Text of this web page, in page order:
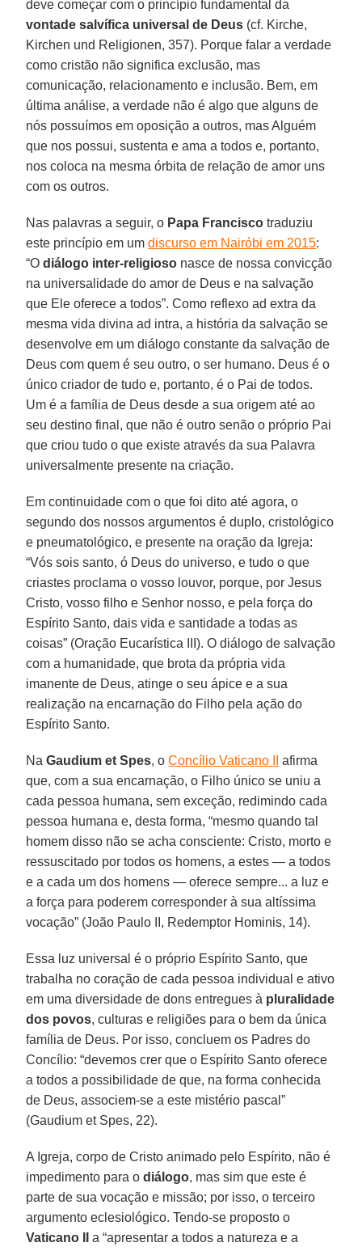
deve começar com o princípio fundamental da
vontade salvífica universal de Deus (cf. Kirche,
Kirchen und Religionen, 357). Porque falar a verdade
como cristão não significa exclusão, mas
comunicação, relacionamento e inclusão. Bem, em
última análise, a verdade não é algo que alguns de
nós possuímos em oposição a outros, mas Alguém
que nos possui, sustenta e ama a todos e, portanto,
nos coloca na mesma órbita de relação de amor uns
com os outros.
Nas palavras a seguir, o Papa Francisco traduziu
este princípio em umdiscurso em Nairóbi em 2015:
“Odiálogo inter-religioso nasce de nossa convicção
na universalidade do amor de Deus e na salvação
que Ele oferece a todos”. Como reflexo ad extra da
mesma vida divina ad intra, a história da salvação se
desenvolve em um diálogo constante da salvação de
Deus com quem é seu outro, o ser humano. Deus é o
único criador de tudo e, portanto, é o Pai de todos.
Um é a família de Deus desde a sua origem até ao
seu destino final, que não é outro senão o próprio Pai
que criou tudo o que existe através da sua Palavra
universalmente presente na criação.
Em continuidade com o que foi dito até agora, o
segundo dos nossos argumentos é duplo, cristológico
e pneumatológico, e presente na oração da Igreja:
“Vós sois santo, ó Deus do universo, e tudo o que
criastes proclama o vosso louvor, porque, por Jesus
Cristo, vosso filho e Senhor nosso, e pela força do
Espírito Santo, dais vida e santidade a todas as
coisas” (Oração Eucarística III). O diálogo de salvação
com a humanidade, que brota da própria vida
imanente de Deus, atinge o seu ápice e a sua
realização na encarnação do Filho pela ação do
Espírito Santo.
NaGaudium et Spes, oConcílio Vaticano II
afirma
que, com a sua encarnação, o Filho único se uniu a
cada pessoa humana, sem exceção, redimindo cada
pessoa humana e, desta forma, “mesmo quando tal
homem disso não se acha consciente: Cristo, morto e
ressuscitado por todos os homens, a estes — a todos
e a cada um dos homens — oferece sempre... a luz e
a força para poderem corresponder à sua altíssima
vocação” (João Paulo II, Redemptor Hominis, 14).
Essa luz universal é o próprio Espírito Santo, que
trabalha no coração de cada pessoa individual e ativo
em uma diversidade de dons entregues à pluralidade
dos povos, culturas e religiões para o bem da única
família de Deus. Por isso, concluem os Padres do
Concílio: “devemos crer que o Espírito Santo oferece
a todos a possibilidade de que, na forma conhecida
de Deus, associem-se a este mistério pascal”
(Gaudium et Spes, 22).
A Igreja, corpo de Cristo animado pelo Espírito, não é
impedimento para odiálogo, mas sim que este é
parte de sua vocação e missão; por isso, o terceiro
argumento eclesiológico. Tendo-se proposto o
Vaticano II
a “apresentar a todos a natureza e a